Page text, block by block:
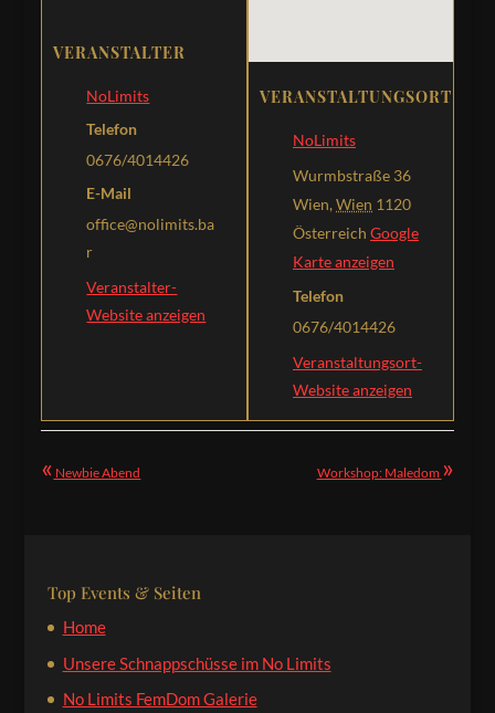
VERANSTALTER
NoLimits
Telefon
0676/4014426
E-Mail
office@nolimits.ba
r
Veranstalter-
Website anzeigen
VERANSTALTUNGSORT
NoLimits
Wurmbstraße 36
Wien, Wien 1120
Österreich Google
Karte anzeigen
Telefon
0676/4014426
Veranstaltungsort-
Website anzeigen
« Newbie Abend Workshop: Maledom »
Top Events & Seiten
Home
Unsere Schnappschüsse im No Limits
No Limits FemDom Galerie